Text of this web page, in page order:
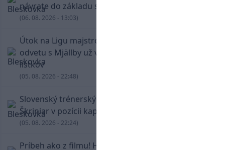
návrate do základu strelil dva góly
(06. 08. 2026 - 13:03)
Útok na Ligu majstrov láka! Slovan hlási na
odvetu s Mjällby už viac ako 13-tisíc predaných
lístkov
(05. 08. 2026 - 22:48)
Slovenský trénerský súboj pre Borbélyho,
Škriniar v pozícii kapitána potiahol Fenerbahce
(05. 08. 2026 - 22:24)
Príbeh ako z filmu! Hrdina Slovana Kianga hral